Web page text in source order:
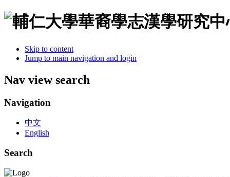
Skip to content
Jump to main navigation and login
Nav view search
Navigation
中文
English
Search